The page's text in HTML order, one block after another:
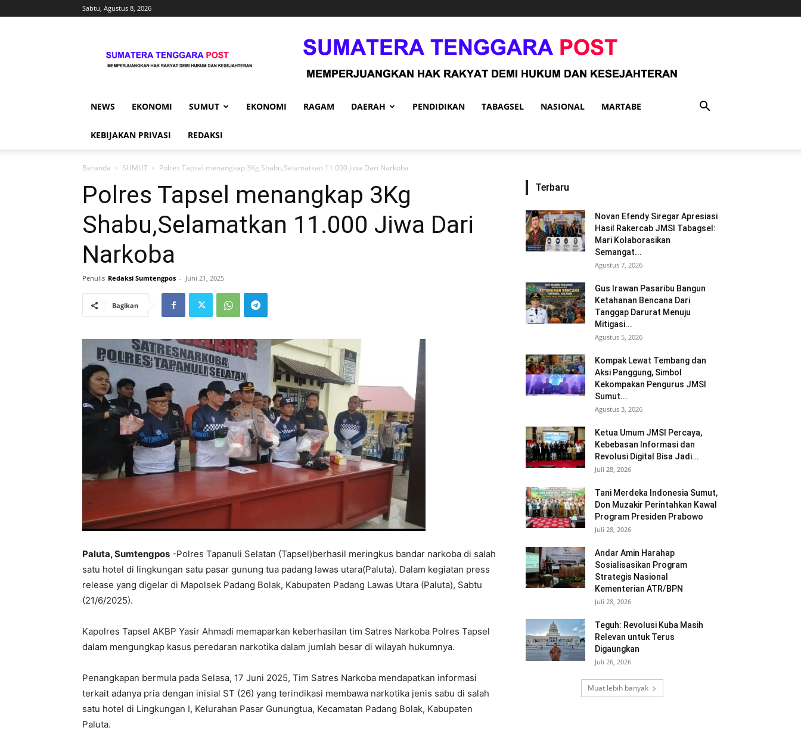
Sabtu, Agustus 8, 2026
NEWS EKONOMI SUMUT EKONOMI RAGAM DAERAH PENDIDIKAN TABAGSEL NASIONAL MARTABE
KEBIJAKAN PRIVASI REDAKSI
Beranda SUMUT Polres Tapsel menangkap 3Kg Shabu,Selamatkan 11.000 Jiwa Dari Narkoba
Polres Tapsel menangkap 3Kg
Shabu,Selamatkan 11.000 Jiwa Dari
Narkoba
Penulis Redaksi Sumtengpos - Juni 21, 2025
Bagikan
Paluta, Sumtengpos -Polres Tapanuli Selatan (Tapsel)berhasil meringkus bandar narkoba di salah
satu hotel di lingkungan satu pasar gunung tua padang lawas utara(Paluta). Dalam kegiatan press
release yang digelar di Mapolsek Padang Bolak, Kabupaten Padang Lawas Utara (Paluta), Sabtu
(21/6/2025).
Kapolres Tapsel AKBP Yasir Ahmadi memaparkan keberhasilan tim Satres Narkoba Polres Tapsel
dalam mengungkap kasus peredaran narkotika dalam jumlah besar di wilayah hukumnya.
Penangkapan bermula pada Selasa, 17 Juni 2025, Tim Satres Narkoba mendapatkan informasi
terkait adanya pria dengan inisial ST (26) yang terindikasi membawa narkotika jenis sabu di salah
satu hotel di Lingkungan I, Kelurahan Pasar Gunungtua, Kecamatan Padang Bolak, Kabupaten
Paluta.
Terbaru
Novan Efendy Siregar Apresiasi
Hasil Rakercab JMSI Tabagsel:
Mari Kolaborasikan
Semangat...
Agustus 7, 2026
Gus Irawan Pasaribu Bangun
Ketahanan Bencana Dari
Tanggap Darurat Menuju
Mitigasi...
Agustus 5, 2026
Kompak Lewat Tembang dan
Aksi Panggung, Simbol
Kekompakan Pengurus JMSI
Sumut...
Agustus 3, 2026
Ketua Umum JMSI Percaya,
Kebebasan Informasi dan
Revolusi Digital Bisa Jadi...
Juli 28, 2026
Tani Merdeka Indonesia Sumut,
Don Muzakir Perintahkan Kawal
Program Presiden Prabowo
Juli 28, 2026
Andar Amin Harahap
Sosialisasikan Program
Strategis Nasional
Kementerian ATR/BPN
Juli 28, 2026
Teguh: Revolusi Kuba Masih
Relevan untuk Terus
Digaungkan
Juli 26, 2026
Muat lebih banyak